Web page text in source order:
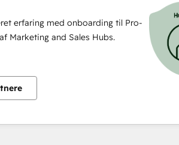
erfaring med onboarding til Pro-
Marketing and Sales Hubs.